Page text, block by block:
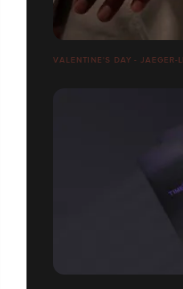
VALENTINE'S DAY - JAEGER-